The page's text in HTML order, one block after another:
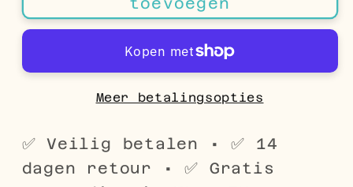
Peridoot
Bedeltje
Peridoot
Bedeltje
Meer betalingsopties
✅ Veilig betalen • ✅ 14
dagen retour • ✅ Gratis